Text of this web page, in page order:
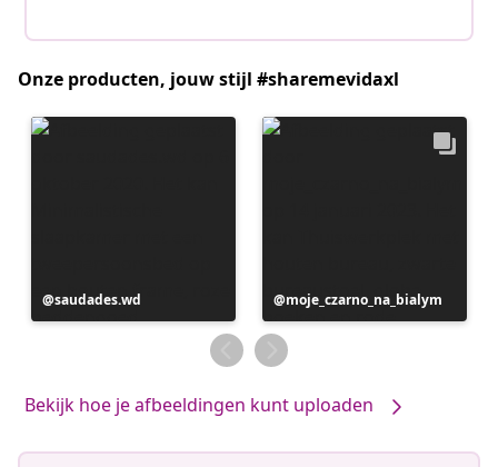
Onze producten, jouw stijl #sharemevidaxl
Bericht
gepubliceerd
saudades.wd
Bericht
gepubliceerd
door
moje_czarno_na_bialym
Bekijk hoe je afbeeldingen kunt uploaden